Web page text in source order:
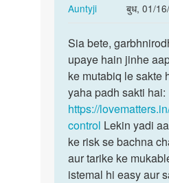
Auntyji
बुध, 01/
In
to
Muze
1
baby
h
or
2nd
baby
ko…
Sia
bete,
garbhnirodhan
ke…
Sia bete,
upaye hain jinhe
ke mutabiq le sakte
yaha padh sakti hai:
https://
control Lekin yadi
ke risk se bachna
aur tarike ke
istemal hi easy aur